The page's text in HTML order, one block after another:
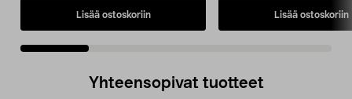
Lisää ostoskoriin Lisää ostoskoriin
Yhteensopivat tuotteet